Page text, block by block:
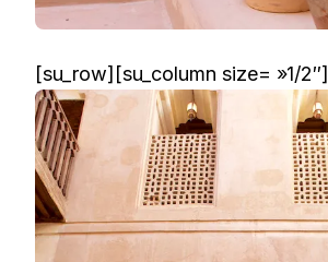
[su_row][su_column size= »1/2″]